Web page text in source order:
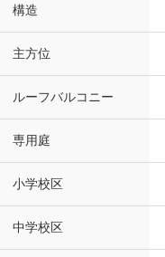
構造
主方位
ルーフバルコニー
専用庭
小学校区
中学校区